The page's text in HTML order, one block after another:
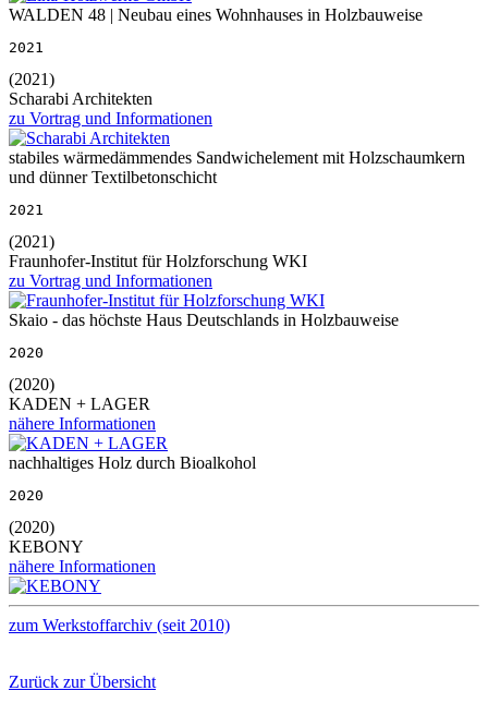
WALDEN 48 | Neubau eines Wohnhauses in Holzbauweise
2021
(2021)
Scharabi Architekten
zu Vortrag und Informationen
stabiles wärmedämmendes Sandwichelement mit Holzschaumkern
und dünner Textilbetonschicht
2021
(2021)
Fraunhofer-Institut für Holzforschung WKI
zu Vortrag und Informationen
Skaio - das höchste Haus Deutschlands in Holzbauweise
2020
(2020)
KADEN + LAGER
nähere Informationen
nachhaltiges Holz durch Bioalkohol
2020
(2020)
KEBONY
nähere Informationen
zum Werkstoffarchiv (seit 2010)
Zurück zur Übersicht